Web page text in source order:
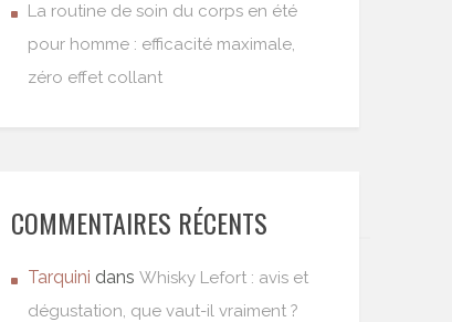
La routine de soin du corps en été
pour homme : efficacité maximale,
zéro effet collant
COMMENTAIRES RÉCENTS
Tarquini dans Whisky Lefort : avis et
dégustation, que vaut-il vraiment ?